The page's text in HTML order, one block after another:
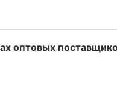
оптовых